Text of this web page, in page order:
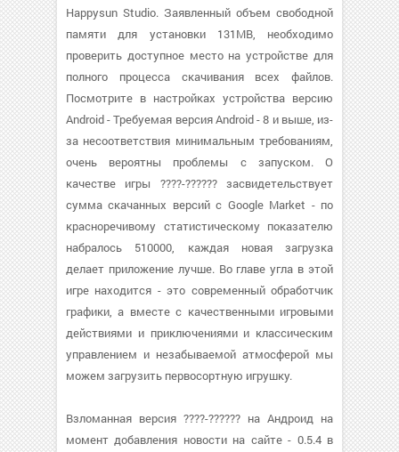
Happysun Studio. Заявленный объем свободной
памяти для установки 131MB, необходимо
проверить доступное место на устройстве для
полного процесса скачивания всех файлов.
Посмотрите в настройках устройства версию
Android - Требуемая версия Android - 8 и выше, из-
за несоответствия минимальным требованиям,
очень вероятны проблемы с запуском. О
качестве игры ????-?????? засвидетельствует
сумма скачанных версий с Google Market - по
красноречивому статистическому показателю
набралось 510000, каждая новая загрузка
делает приложение лучше. Во главе угла в этой
игре находится - это современный обработчик
графики, а вместе с качественными игровыми
действиями и приключениями и классическим
управлением и незабываемой атмосферой мы
можем загрузить первосортную игрушку.
Взломанная версия ????-?????? на Андроид на
момент добавления новости на сайте - 0.5.4 в